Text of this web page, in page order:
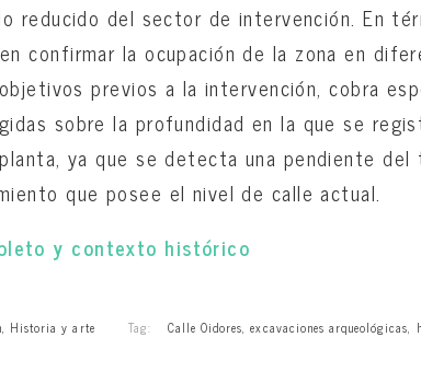
reducido del sector de intervención. En
confirmar la ocupación de la zona en
previos a la intervención, cobra
sobre la profundidad en la que se
ya que se detecta una pendiente
que posee el nivel de calle actual.
y contexto histórico
, Historia y arte Tag: Calle Oidores,excavaciones arqueológicas,